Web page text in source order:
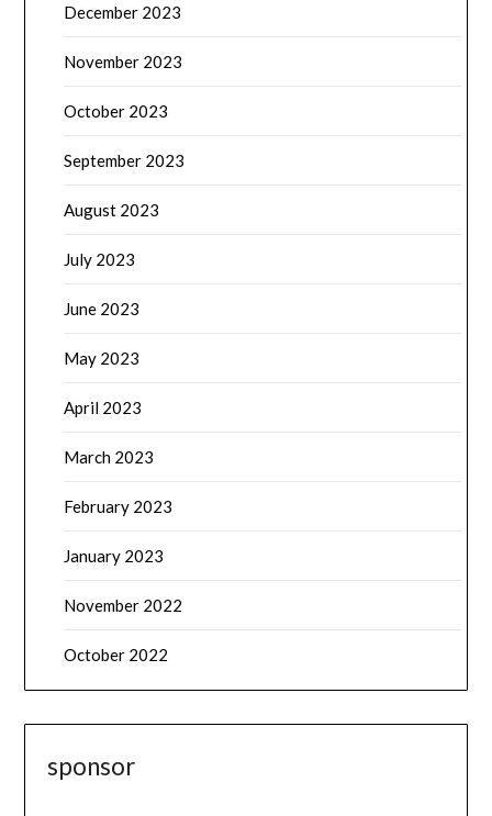
December 2023
November 2023
October 2023
September 2023
August 2023
July 2023
June 2023
May 2023
April 2023
March 2023
February 2023
January 2023
November 2022
October 2022
sponsor